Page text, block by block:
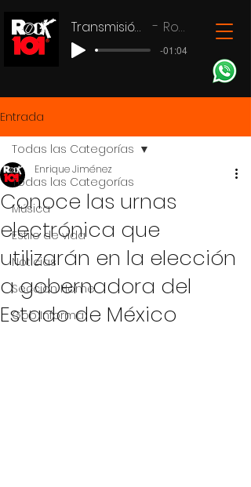
Transmisión en vivo Rock 101
-01:04
Entrada
Todas las Categorías
Música
Estilo de vida
Noticias
Seccion Home
Gob Informa
Todas las Categorías
Conoce las urnas
electrónica que
utilizarán en la elección
a gobernadora del
Estado de México
Enrique Jiménez